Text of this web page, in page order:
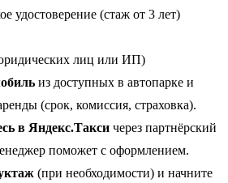
удостоверение (стаж от 3 лет)
лиц или ИП)
из доступных в автопарке и
(срок, комиссия, страховка).
в Яндекс.Такси через партнёрский
поможет с оформлением.
(при необходимости) и начните